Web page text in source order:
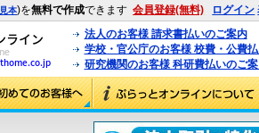
見本)を無料で作成できます 会員登録(無料) ログイン
法人のお客様 請求書払いのご案内
学校・官公庁のお客様 校費・公費
研究機関のお客様 科研費払いのご